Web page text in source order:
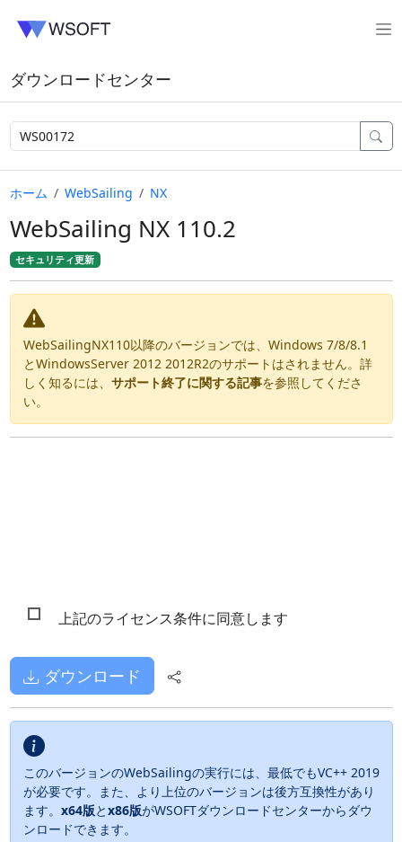
ダウンロードセンター
ホーム WebSailing NX
WebSailing NX 110.2
セキュリティ更新
WebSailingNX110以降のバージョンでは、Windows 7/8/8.1
とWindowsServer 2012 2012R2のサポートはされません。詳
しく知るには、 サポート終了に関する記事を参照してくださ
い。
上記のライセンス条件に同意します
ダウンロード
このバージョンのWebSailingの実行には、最低でもVC++ 2019
が必要です。また、より上位のバージョンは後方互換性があり
ます。 x64版とx86版がWSOFTダウンロードセンターからダウ
ンロードできます。